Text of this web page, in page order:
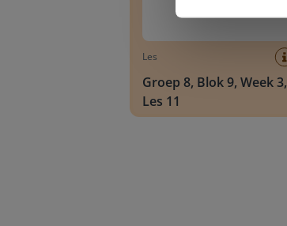
Les
Groep 8, Blok 9, Week 3,
Les 11